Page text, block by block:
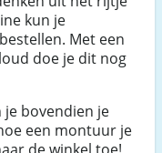
kun je
Met een
doe je dit nog
je bovendien je
een montuur je